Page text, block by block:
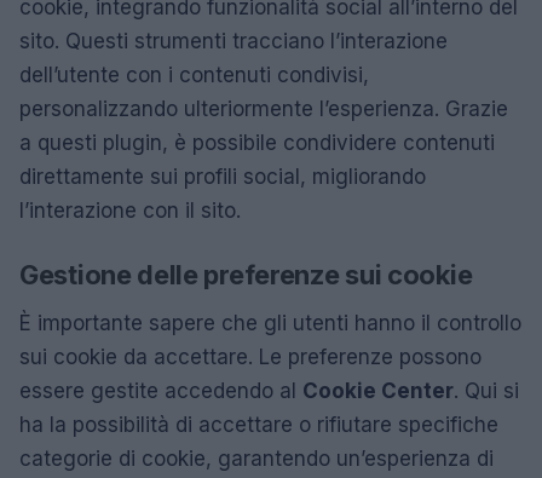
cookie, integrando funzionalità social all’interno del
sito. Questi strumenti tracciano l’interazione
dell’utente con i contenuti condivisi,
personalizzando ulteriormente l’esperienza. Grazie
a questi plugin, è possibile condividere contenuti
direttamente sui profili social, migliorando
l’interazione con il sito.
Gestione delle preferenze sui cookie
È importante sapere che gli utenti hanno il controllo
sui cookie da accettare. Le preferenze possono
essere gestite accedendo al Cookie Center. Qui si
ha la possibilità di accettare o rifiutare specifiche
categorie di cookie, garantendo un’esperienza di